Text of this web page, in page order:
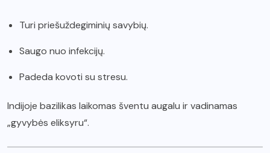
Turi priešuždegiminių savybių.
Saugo nuo infekcijų.
Padeda kovoti su stresu.
Indijoje bazilikas laikomas šventu augalu ir vadinamas
„gyvybės eliksyru“.